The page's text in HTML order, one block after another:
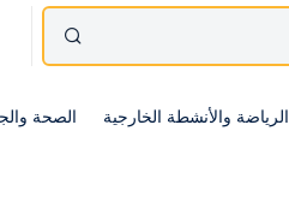
الرياضة والأنشطة الخارجية الصحة